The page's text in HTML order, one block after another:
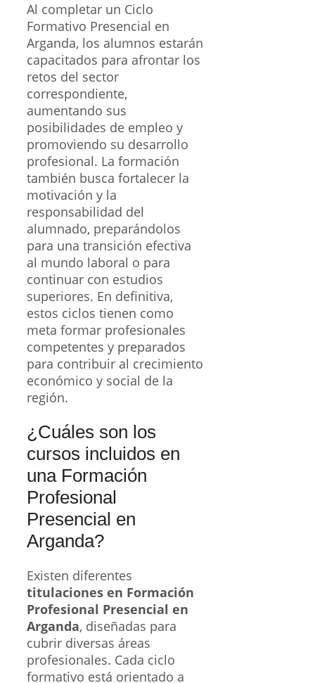
Al completar un Ciclo
Formativo Presencial en
Arganda, los alumnos estarán
capacitados para afrontar los
retos del sector
correspondiente,
aumentando sus
posibilidades de empleo y
promoviendo su desarrollo
profesional. La formación
también busca fortalecer la
motivación y la
responsabilidad del
alumnado, preparándolos
para una transición efectiva
al mundo laboral o para
continuar con estudios
superiores. En definitiva,
estos ciclos tienen como
meta formar profesionales
competentes y preparados
para contribuir al crecimiento
económico y social de la
región.
¿Cuáles son los
cursos incluidos en
una Formación
Profesional
Presencial en
Arganda?
Existen diferentes
titulaciones en Formación
Profesional Presencial en
Arganda, diseñadas para
cubrir diversas áreas
profesionales. Cada ciclo
formativo está orientado a